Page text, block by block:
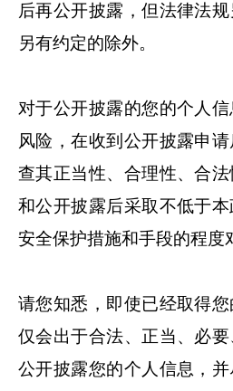
后再公开披露，但法律法
另有约定的除外。
对于公开披露的您的个人
风险，在收到公开披露申
查其正当性、合理性、合
和公开披露后采取不低于
安全保护措施和手段的程度
请您知悉，即使已经取得
仅会出于合法、正当、必
公开披露您的个人信息，